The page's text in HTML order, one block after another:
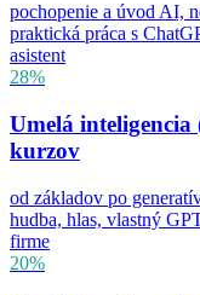
pochopenie a úvod AI,
praktická práca s
asistent
28%
Umelá
kurzov
od základov po
hudba, hlas, vlastný
firme
20%